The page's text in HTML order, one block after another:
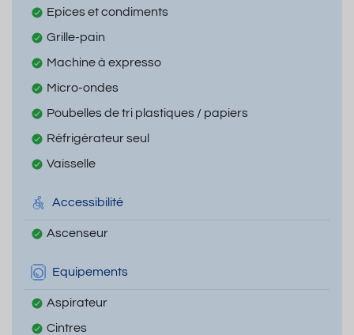
Epices et condiments
Grille-pain
Machine à expresso
Micro-ondes
Poubelles de tri plastiques / papiers
Réfrigérateur seul
Vaisselle
Accessibilité
Ascenseur
Equipements
Aspirateur
Cintres